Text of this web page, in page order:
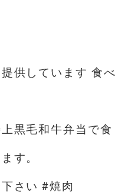
供しています 食べ
黒毛和牛弁当で食
す。
さい #焼肉